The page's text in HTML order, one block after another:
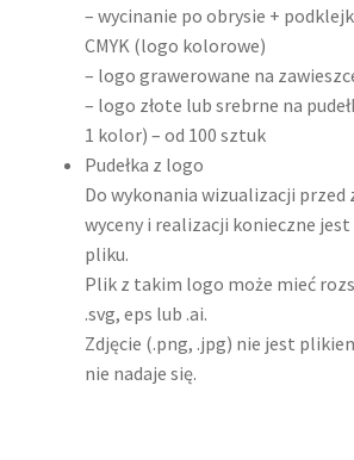
– wycinanie po obrysie +
CMYK (logo kolorowe)
– logo grawerowane na
– logo złote lub srebrne na
1 kolor) – od 100 sztuk
Pudełka z logo
Do wykonania wizualizacji przed
wyceny i realizacji konieczne
pliku.
Plik z takim logo może mieć
.svg, eps lub .ai.
Zdjęcie (.png, .jpg) nie jest
nie nadaje się.